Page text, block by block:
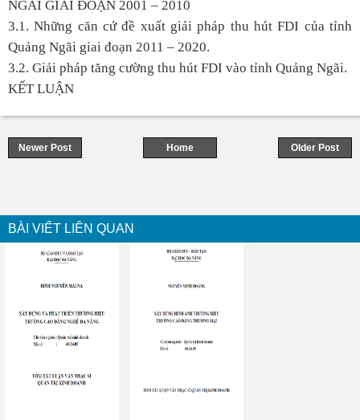
NGÃI GIAI ĐOẠN 2001 – 2010
3.1. Những căn cứ đề xuất giải pháp thu hút FDI của tỉnh
Quảng Ngãi giai đoạn 2011 – 2020.
3.2. Giải pháp tăng cường thu hút FDI vào tỉnh Quảng Ngãi.
KẾT LUẬN
Newer Post Older Post
Home
BÀI VIẾT LIÊN QUAN